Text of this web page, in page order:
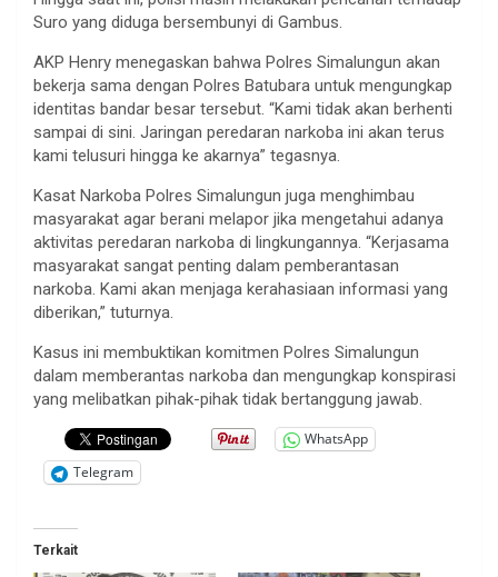
Suro yang diduga bersembunyi di Gambus.
AKP Henry menegaskan bahwa Polres Simalungun akan
bekerja sama dengan Polres Batubara untuk mengungkap
identitas bandar besar tersebut. “Kami tidak akan berhenti
sampai di sini. Jaringan peredaran narkoba ini akan terus
kami telusuri hingga ke akarnya” tegasnya.
Kasat Narkoba Polres Simalungun juga menghimbau
masyarakat agar berani melapor jika mengetahui adanya
aktivitas peredaran narkoba di lingkungannya. “Kerjasama
masyarakat sangat penting dalam pemberantasan
narkoba. Kami akan menjaga kerahasiaan informasi yang
diberikan,” tuturnya.
Kasus ini membuktikan komitmen Polres Simalungun
dalam memberantas narkoba dan mengungkap konspirasi
yang melibatkan pihak-pihak tidak bertanggung jawab.
WhatsApp
Telegram
Terkait